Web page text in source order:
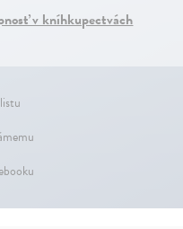
v kníhkupectvách